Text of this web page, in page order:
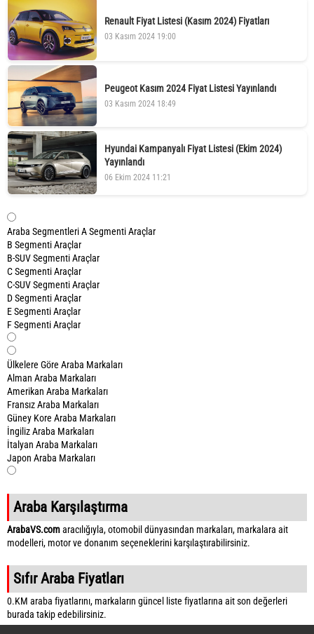
Renault Fiyat Listesi (Kasım 2024) Fiyatları
03 Kasım 2024 19:00
Peugeot Kasım 2024 Fiyat Listesi Yayınlandı
03 Kasım 2024 18:49
Hyundai Kampanyalı Fiyat Listesi (Ekim 2024)
Yayınlandı
06 Ekim 2024 11:21
Araba SegmentleriA Segmenti Araçlar
B Segmenti Araçlar
B-SUV Segmenti Araçlar
C Segmenti Araçlar
C-SUV Segmenti Araçlar
D Segmenti Araçlar
E Segmenti Araçlar
F Segmenti Araçlar
Ülkelere Göre Araba Markaları
Alman Araba Markaları
Amerikan Araba Markaları
Fransız Araba Markaları
Güney Kore Araba Markaları
İngiliz Araba Markaları
İtalyan Araba Markaları
Japon Araba Markaları
Araba Karşılaştırma
ArabaVS.comaracılığıyla, otomobil dünyasından markaları, markalara ait
modelleri, motor ve donanım seçeneklerini karşılaştırabilirsiniz.
Sıfır Araba Fiyatları
0.KM araba fiyatlarını, markaların güncel liste fiyatlarına ait son değerleri
burada takip edebilirsiniz.